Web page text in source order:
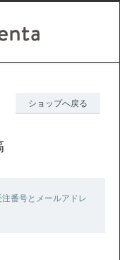
ショップへ戻る
番号とメールアドレ